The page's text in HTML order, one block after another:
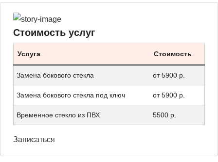
Стоимость услуг
Услуга Стоимость
Замена бокового стекла от 5900 р.
Замена бокового стекла под ключ от 5900 р.
Временное стекло из ПВХ 5500 р.
Записаться